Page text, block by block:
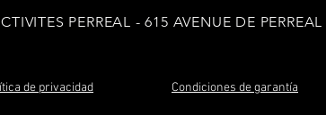
PERREAL - 615 AVENUE DE PERREAL
de privacidad Condiciones de garantía